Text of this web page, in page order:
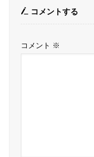
コメントする
コメント ※